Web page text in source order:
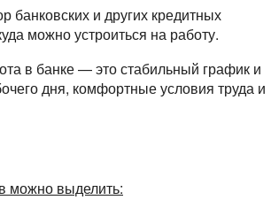
банковских и других кредитных
можно устроиться на работу.
в банке — это стабильный график и
дня, комфортные условия труда и
можно выделить: